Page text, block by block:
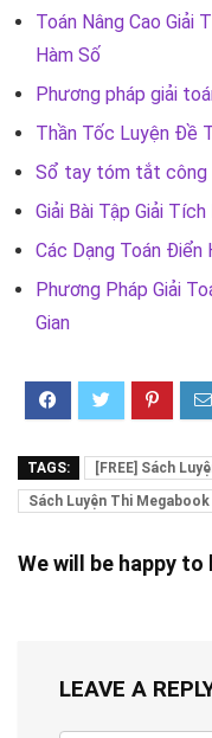
Toán Nâng Cao Giải
Hàm Số
Phương pháp giải
Thần Tốc Luyện Đề
Sổ tay tóm tắt công
Giải Bài Tập Giải
Các Dạng Toán Điển
Phương Pháp Giải
Gian
TAGS: [FREE] Sách
Sách Luyện Thi Megabook
We will be happy
LEAVE A